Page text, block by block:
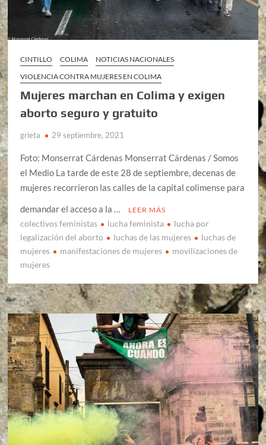
CINTILLO COLIMA
NOTICIAS NACIONALES
VIOLENCIA CONTRA MUJERES EN COLIMA
Mujeres marchan en Colima y exigen
aborto seguro y gratuito
grieta 29 septiembre, 2021
Foto: Monserrat Cárdenas Monserrat Cárdenas / Somos
el Medio La tarde de este 28 de septiembre, decenas de
mujeres recorrieron las calles de la capital colimense para
demandar el acceso a la …
LEER MÁS
colectivos feministas lucha feminista
lucha por
legalización del aborto
luchas de las mujeres
luchas de
mujeres
manifestaciones de mujeres
movilizaciones de
mujeres